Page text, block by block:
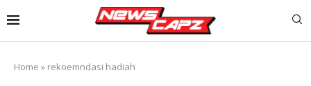
Home » rekoemndasi hadiah